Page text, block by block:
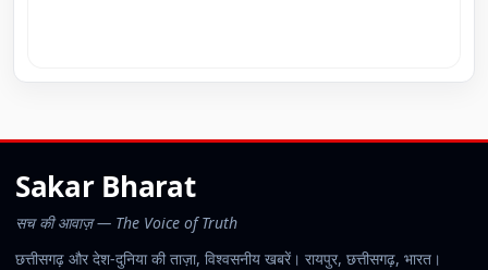
Sakar Bharat
सच की आवाज़ — The Voice of Truth
छत्तीसगढ़ और देश-दुनिया की ताज़ा, विश्वसनीय खबरें। रायपुर, छत्तीसगढ़, भारत।